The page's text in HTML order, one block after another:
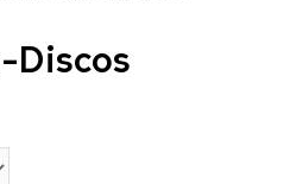
Discos